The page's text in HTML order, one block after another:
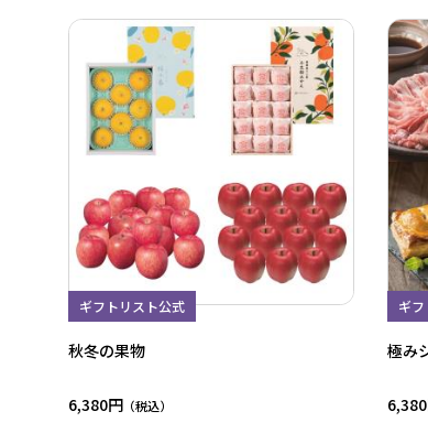
ギフトリスト公式
秋冬の果物
6,380円
ギ
極み